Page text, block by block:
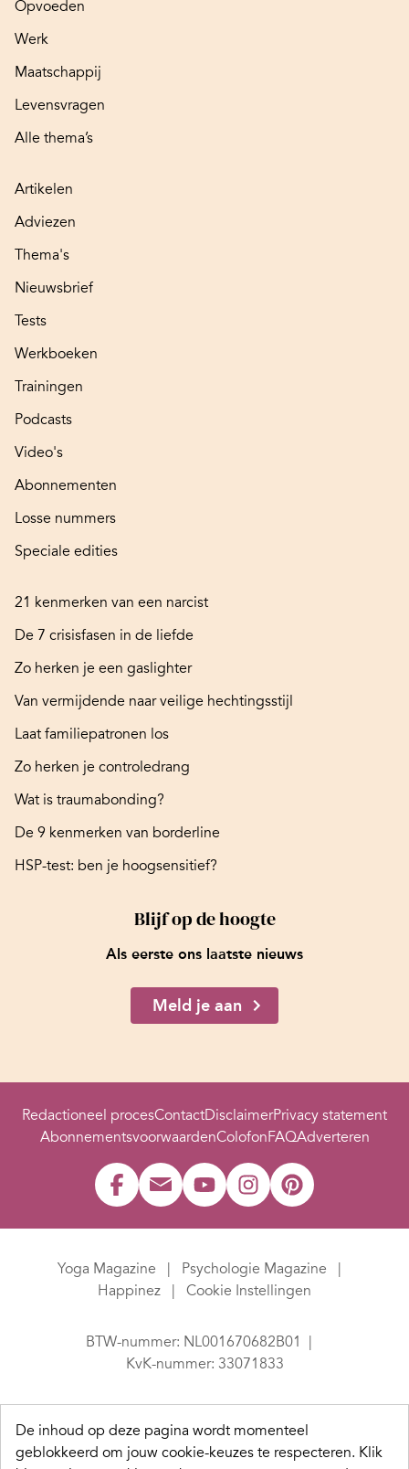
Opvoeden
Werk
Maatschappij
Levensvragen
Alle thema’s
Artikelen
Adviezen
Thema's
Nieuwsbrief
Tests
Werkboeken
Trainingen
Podcasts
Video's
Abonnementen
Losse nummers
Speciale edities
21 kenmerken van een narcist
De 7 crisisfasen in de liefde
Zo herken je een gaslighter
Van vermijdende naar veilige hechtingsstijl
Laat familiepatronen los
Zo herken je controledrang
Wat is traumabonding?
De 9 kenmerken van borderline
HSP-test: ben je hoogsensitief?
Blijf op de hoogte
Als eerste ons laatste nieuws
Meld je aan
Redactioneel procesContactDisclaimerPrivacy statement
AbonnementsvoorwaardenColofonFAQAdverteren
Yoga Magazine
Psychologie Magazine
Happinez
Cookie Instellingen
BTW-nummer: NL001670682B01
KvK-nummer: 33071833
De inhoud op deze pagina wordt momenteel
geblokkeerd om jouw cookie-keuzes te respecteren. Klik